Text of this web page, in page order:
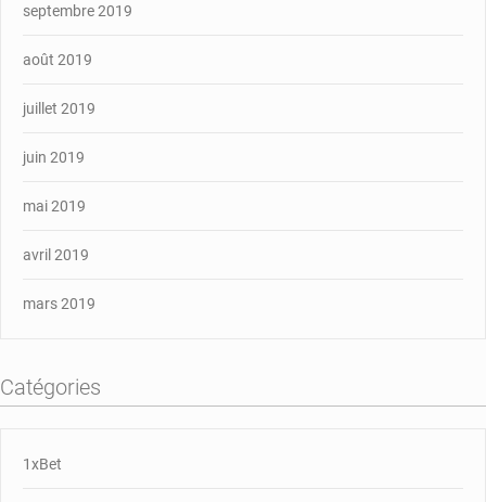
septembre 2019
août 2019
juillet 2019
juin 2019
mai 2019
avril 2019
mars 2019
Catégories
1xBet